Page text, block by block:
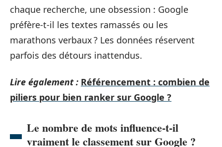
chaque recherche, une obsession : Google
préfère-t-il les textes ramassés ou les
marathons verbaux ? Les données réservent
parfois des détours inattendus.
Lire également : Référencement : combien de
piliers pour bien ranker sur Google ?
Le nombre de mots influence-t-il
vraiment le classement sur Google ?